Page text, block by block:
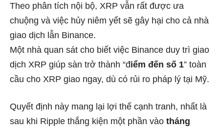
Theo phân tích nội bộ, XRP vẫn rất được ưa
chuộng và việc hủy niêm yết sẽ gây hại cho cả nhà
giao dịch lẫn Binance.
Một nhà quan sát cho biết việc Binance duy trì giao
dịch XRP giúp sàn trở thành “điểm đến số 1” toàn
cầu cho XRP giao ngay, dù có rủi ro pháp lý tại Mỹ.
Quyết định này mang lại lợi thế cạnh tranh, nhất là
sau khi Ripple thắng kiện một phần vào tháng